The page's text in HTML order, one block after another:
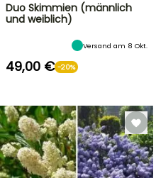
Duo Skimmien (männlich
und weiblich)
Versand am 8 Okt.
49,00 € -20%